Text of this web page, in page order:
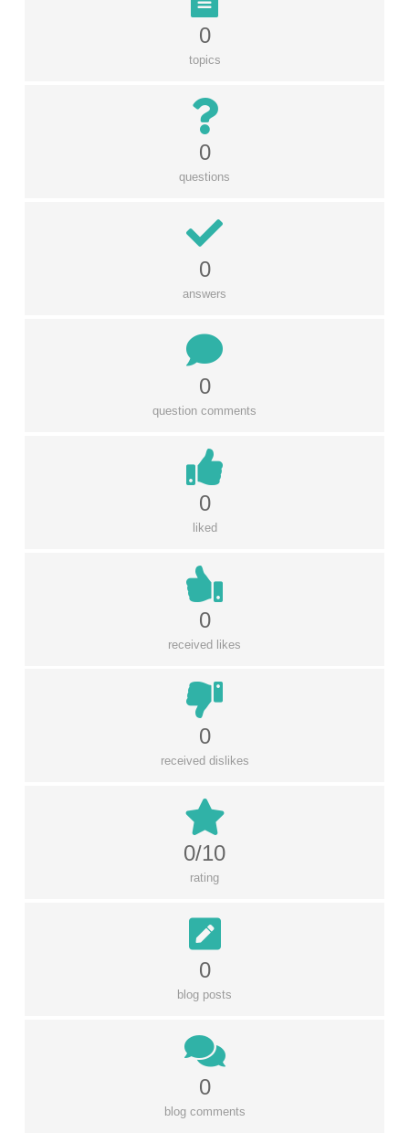
0
topics
0
questions
0
answers
0
question comments
0
liked
0
received likes
0
received dislikes
0/10
rating
0
blog posts
0
blog comments